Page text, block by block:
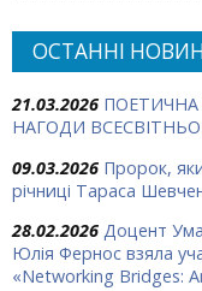
ОСТАННІ
21.03.2026 ПОЕТИЧНА
НАГОДИ
09.03.2026 Пророк,
річниці Тараса
28.02.2026 Доцент
Юлія Фернос взяла
«Networking Bridges: